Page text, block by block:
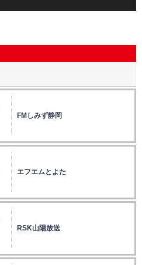
FMしみず静岡
エフエムとよた
RSK山陽放送